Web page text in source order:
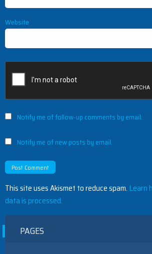
Website
Notify me of follow-up comments by email.
Notify me of new posts by email.
This site uses Akismet to reduce spam. Learn
data is processed.
PAGES